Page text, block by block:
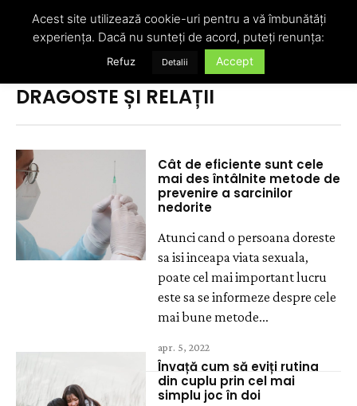
DRAGOSTE ȘI RELAȚII
Cât de eficiente sunt cele
mai des întâlnite metode de
prevenire a sarcinilor
nedorite
Atunci cand o persoana doreste
sa isi inceapa viata sexuala,
poate cel mai important lucru
este sa se informeze despre cele
mai bune metode...
apr. 5, 2022
Învață cum să eviți rutina
din cuplu prin cel mai
simplu joc în doi
Acest site utilizează cookie-uri pentru a vă îmbunătăți
experiența. Dacă nu sunteți de acord, puteți renunța:
Refuz Detalii Accept